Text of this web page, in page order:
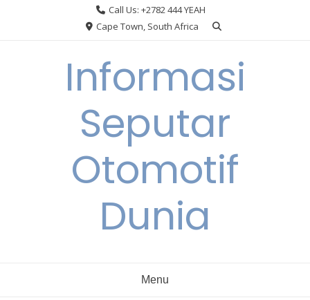
Call Us: +2782 444 YEAH
Cape Town, South Africa
Informasi
Seputar
Otomotif
Dunia
Menu